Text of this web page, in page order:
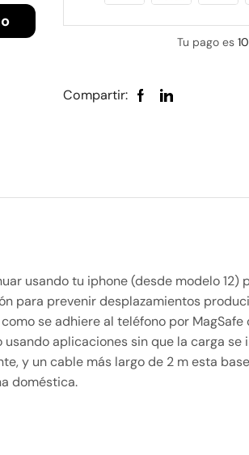
Tu pago es
Compartir:
usando tu iphone (desde modelo 12)
para prevenir desplazamientos
se adhiere al teléfono por
aplicaciones sin que la carga se
y un cable más largo de 2 m esta
doméstica.